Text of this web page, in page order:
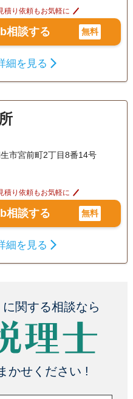
積り依頼もお気軽に
相談する 無料
細を見る
市宮前町2丁目8番14号
積り依頼もお気軽に
相談する 無料
細を見る
に関する相談なら
かせください !